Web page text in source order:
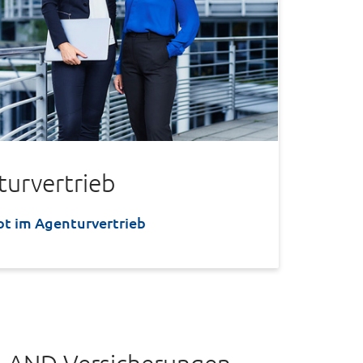
im Agenturvertrieb